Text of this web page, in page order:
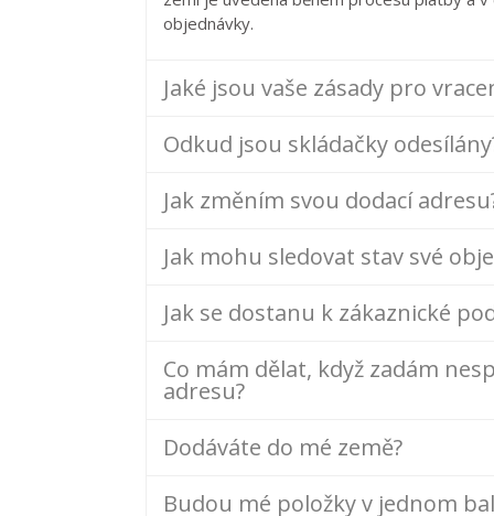
objednávky.
Jaké jsou vaše zásady pro
Odkud jsou skládačky
Jak změním svou dodací
Jak mohu sledovat stav své
Jak se dostanu k zákaznické
Co mám dělat, když zadám
adresu?
Dodáváte do mé země?
Budou mé položky v jednom